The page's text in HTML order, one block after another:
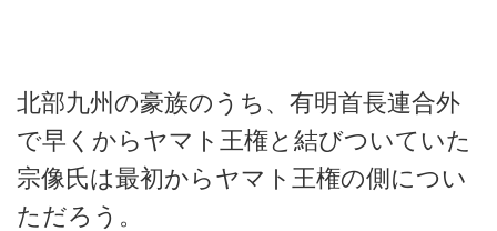
北部九州の豪族のうち、有明首長連合外
で早くからヤマト王権と結びついていた
宗像氏は最初からヤマト王権の側につい
ただろう。